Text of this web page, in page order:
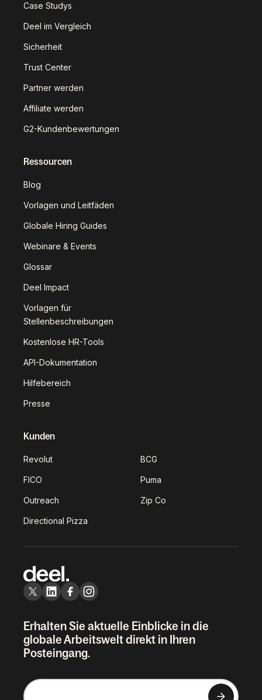
Case Studys
Deel im Vergleich
Sicherheit
Trust Center
Partner werden
Affiliate werden
G2-Kundenbewertungen
Ressourcen
Blog
Vorlagen und Leitfäden
Globale Hiring Guides
Webinare & Events
Glossar
Deel Impact
Vorlagen für
Stellenbeschreibungen
Kostenlose HR-Tools
API-Dokumentation
Hilfebereich
Presse
Kunden
Revolut BCG
FICO Puma
Outreach Zip Co
Directional Pizza
Erhalten Sie aktuelle Einblicke in die
globale Arbeitswelt direkt in Ihren
Posteingang.